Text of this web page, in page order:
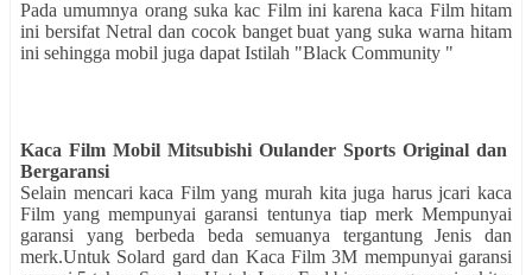
Pada umumnya orang suka kac Film ini karena kaca Film hitam
ini bersifat Netral dan cocok banget buat yang suka warna hitam
ini sehingga mobil juga dapat Istilah "Black Community "
Kaca Film Mobil Mitsubishi Oulander Sports Original dan
Bergaransi
Selain mencari kaca Film yang murah kita juga harus jcari kaca
Film yang mempunyai garansi tentunya tiap merk Mempunyai
garansi yang berbeda beda semuanya tergantung Jenis dan
merk.Untuk Solard gard dan Kaca Film 3M mempunyai garansi